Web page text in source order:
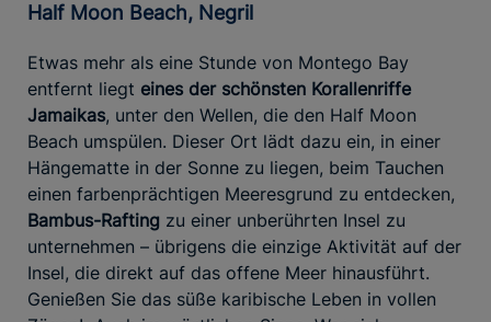
Half Moon Beach, Negril
Etwas mehr als eine Stunde von Montego Bay
entfernt liegt eines der schönsten Korallenriffe
Jamaikas, unter den Wellen, die den Half Moon
Beach umspülen. Dieser Ort lädt dazu ein, in einer
Hängematte in der Sonne zu liegen, beim Tauchen
einen farbenprächtigen Meeresgrund zu entdecken,
Bambus-Rafting zu einer unberührten Insel zu
unternehmen – übrigens die einzige Aktivität auf der
Insel, die direkt auf das offene Meer hinausführt.
Genießen Sie das süße karibische Leben in vollen